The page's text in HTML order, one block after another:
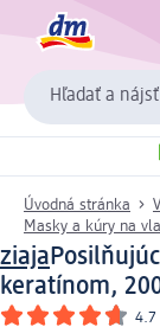
Hľadať a nájsť
Úvodná stránka
Masky a kúry na
ziaja
keratínom,
4.7